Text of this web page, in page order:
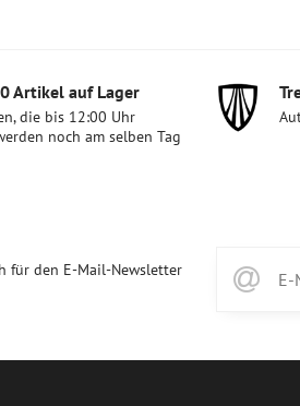
Artikel auf Lager
die bis 12:00 Uhr
noch am selben Tag
für den E-Mail-Newsletter